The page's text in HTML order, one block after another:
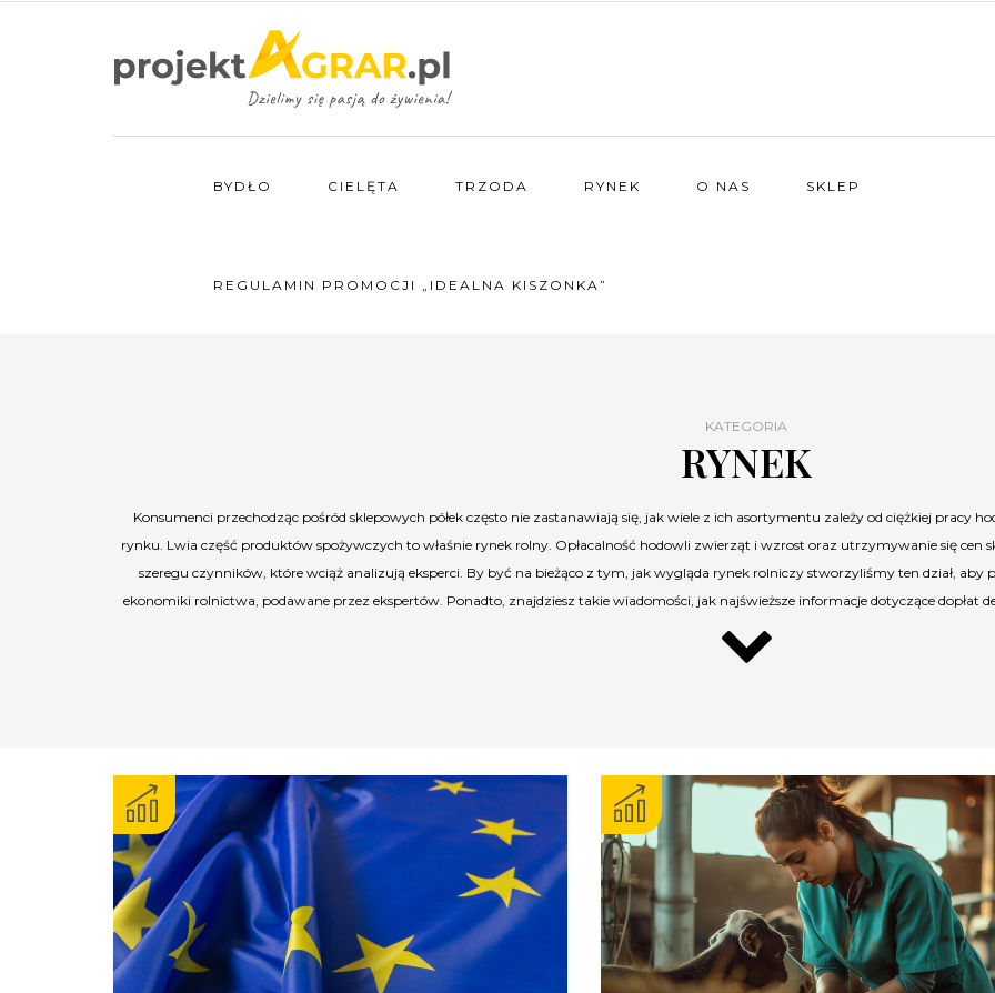
BYDŁO CIELĘTA TRZODA RYNEK O NAS SKLEP
REGULAMIN PROMOCJI „IDEALNA KISZONKA”
KATEGORIA
RYNEK
Konsumenci przechodząc pośród sklepowych półek często nie zastanawiają się, jak wiele z ich asortymentu zależy od ciężkiej pracy
rynku. Lwia część produktów spożywczych to właśnie rynek rolny. Opłacalność hodowli zwierząt i wzrost oraz utrzymywanie się cen
szeregu czynników, które wciąż analizują eksperci. By być na bieżąco z tym, jak wygląda rynek rolniczy stworzyliśmy ten dział, aby
ekonomiki rolnictwa, podawane przez ekspertów. Ponadto, znajdziesz takie wiadomości, jak najświeższe informacje dotyczące dopłat